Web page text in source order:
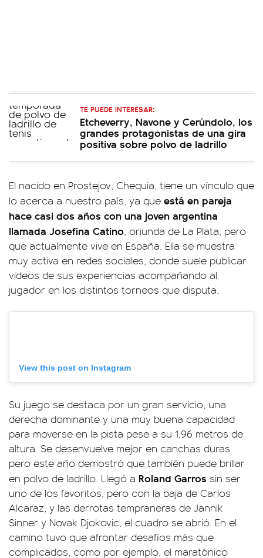
TE PUEDE INTERESAR:
Etcheverry, Navone y Cerúndolo, los
grandes protagonistas de una gira
positiva sobre polvo de ladrillo
El nacido en Prostejov, Chequia, tiene un vínculo que
lo acerca a nuestro país, ya que está en pareja
hace casi dos años con una joven argentina
llamada Josefina Catino, oriunda de La Plata, pero
que actualmente vive en España. Ella se muestra
muy activa en redes sociales, donde suele publicar
videos de sus experiencias acompañando al
jugador en los distintos torneos que disputa.
View this post on Instagram
Su juego se destaca por un gran servicio, una
derecha dominante y una muy buena capacidad
para moverse en la pista pese a su 1,96 metros de
altura. Se desenvuelve mejor en canchas duras
pero este año demostró que también puede brillar
en polvo de ladrillo. Llegó a Roland Garros sin ser
uno de los favoritos, pero con la baja de Carlos
Alcaraz, y las derrotas tempraneras de Jannik
Sinner y Novak Djokovic, el cuadro se abrió. En el
camino tuvo que afrontar desafíos más que
complicados, como por ejemplo, el maratónico